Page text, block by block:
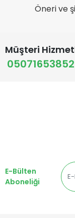
Öneri ve
Müşteri
05071653852
E-Bülten
Aboneliği